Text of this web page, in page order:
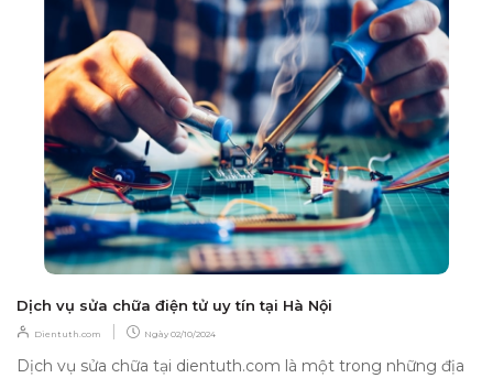
Dịch vụ sửa chữa điện tử uy tín tại Hà Nội
Dientuth.com | Ngày 02/10/2024
Dịch vụ sửa chữa tại dientuth.com là một trong những địa